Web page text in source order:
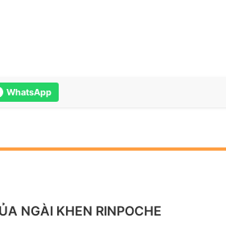
WhatsApp
NGÀI KHEN RINPOCHE